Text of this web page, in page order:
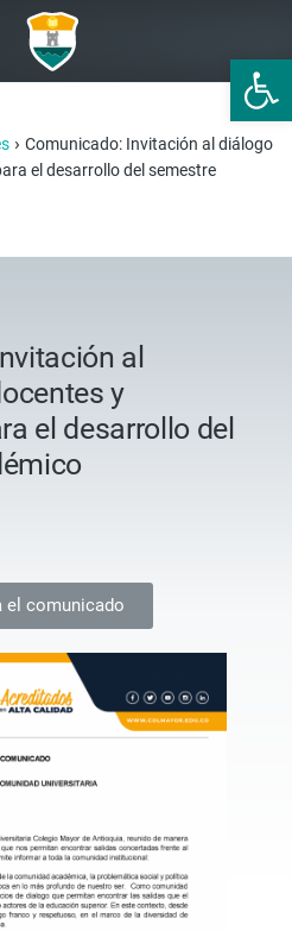
Abrir
› Comunicado: Invitación al diálogo
el desarrollo del semestre
al
y
el desarrollo del
el comunicado